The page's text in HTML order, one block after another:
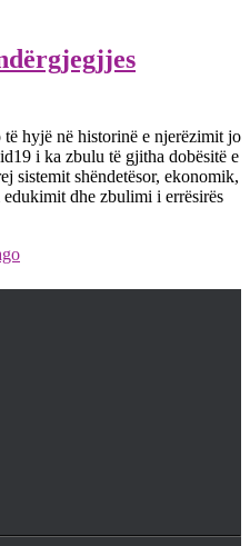
hyjë në historinë e njerëzimit jo
i ka zbulu të gjitha dobësitë e
sistemit shëndetësor, ekonomik,
dhe zbulimi i errësirës